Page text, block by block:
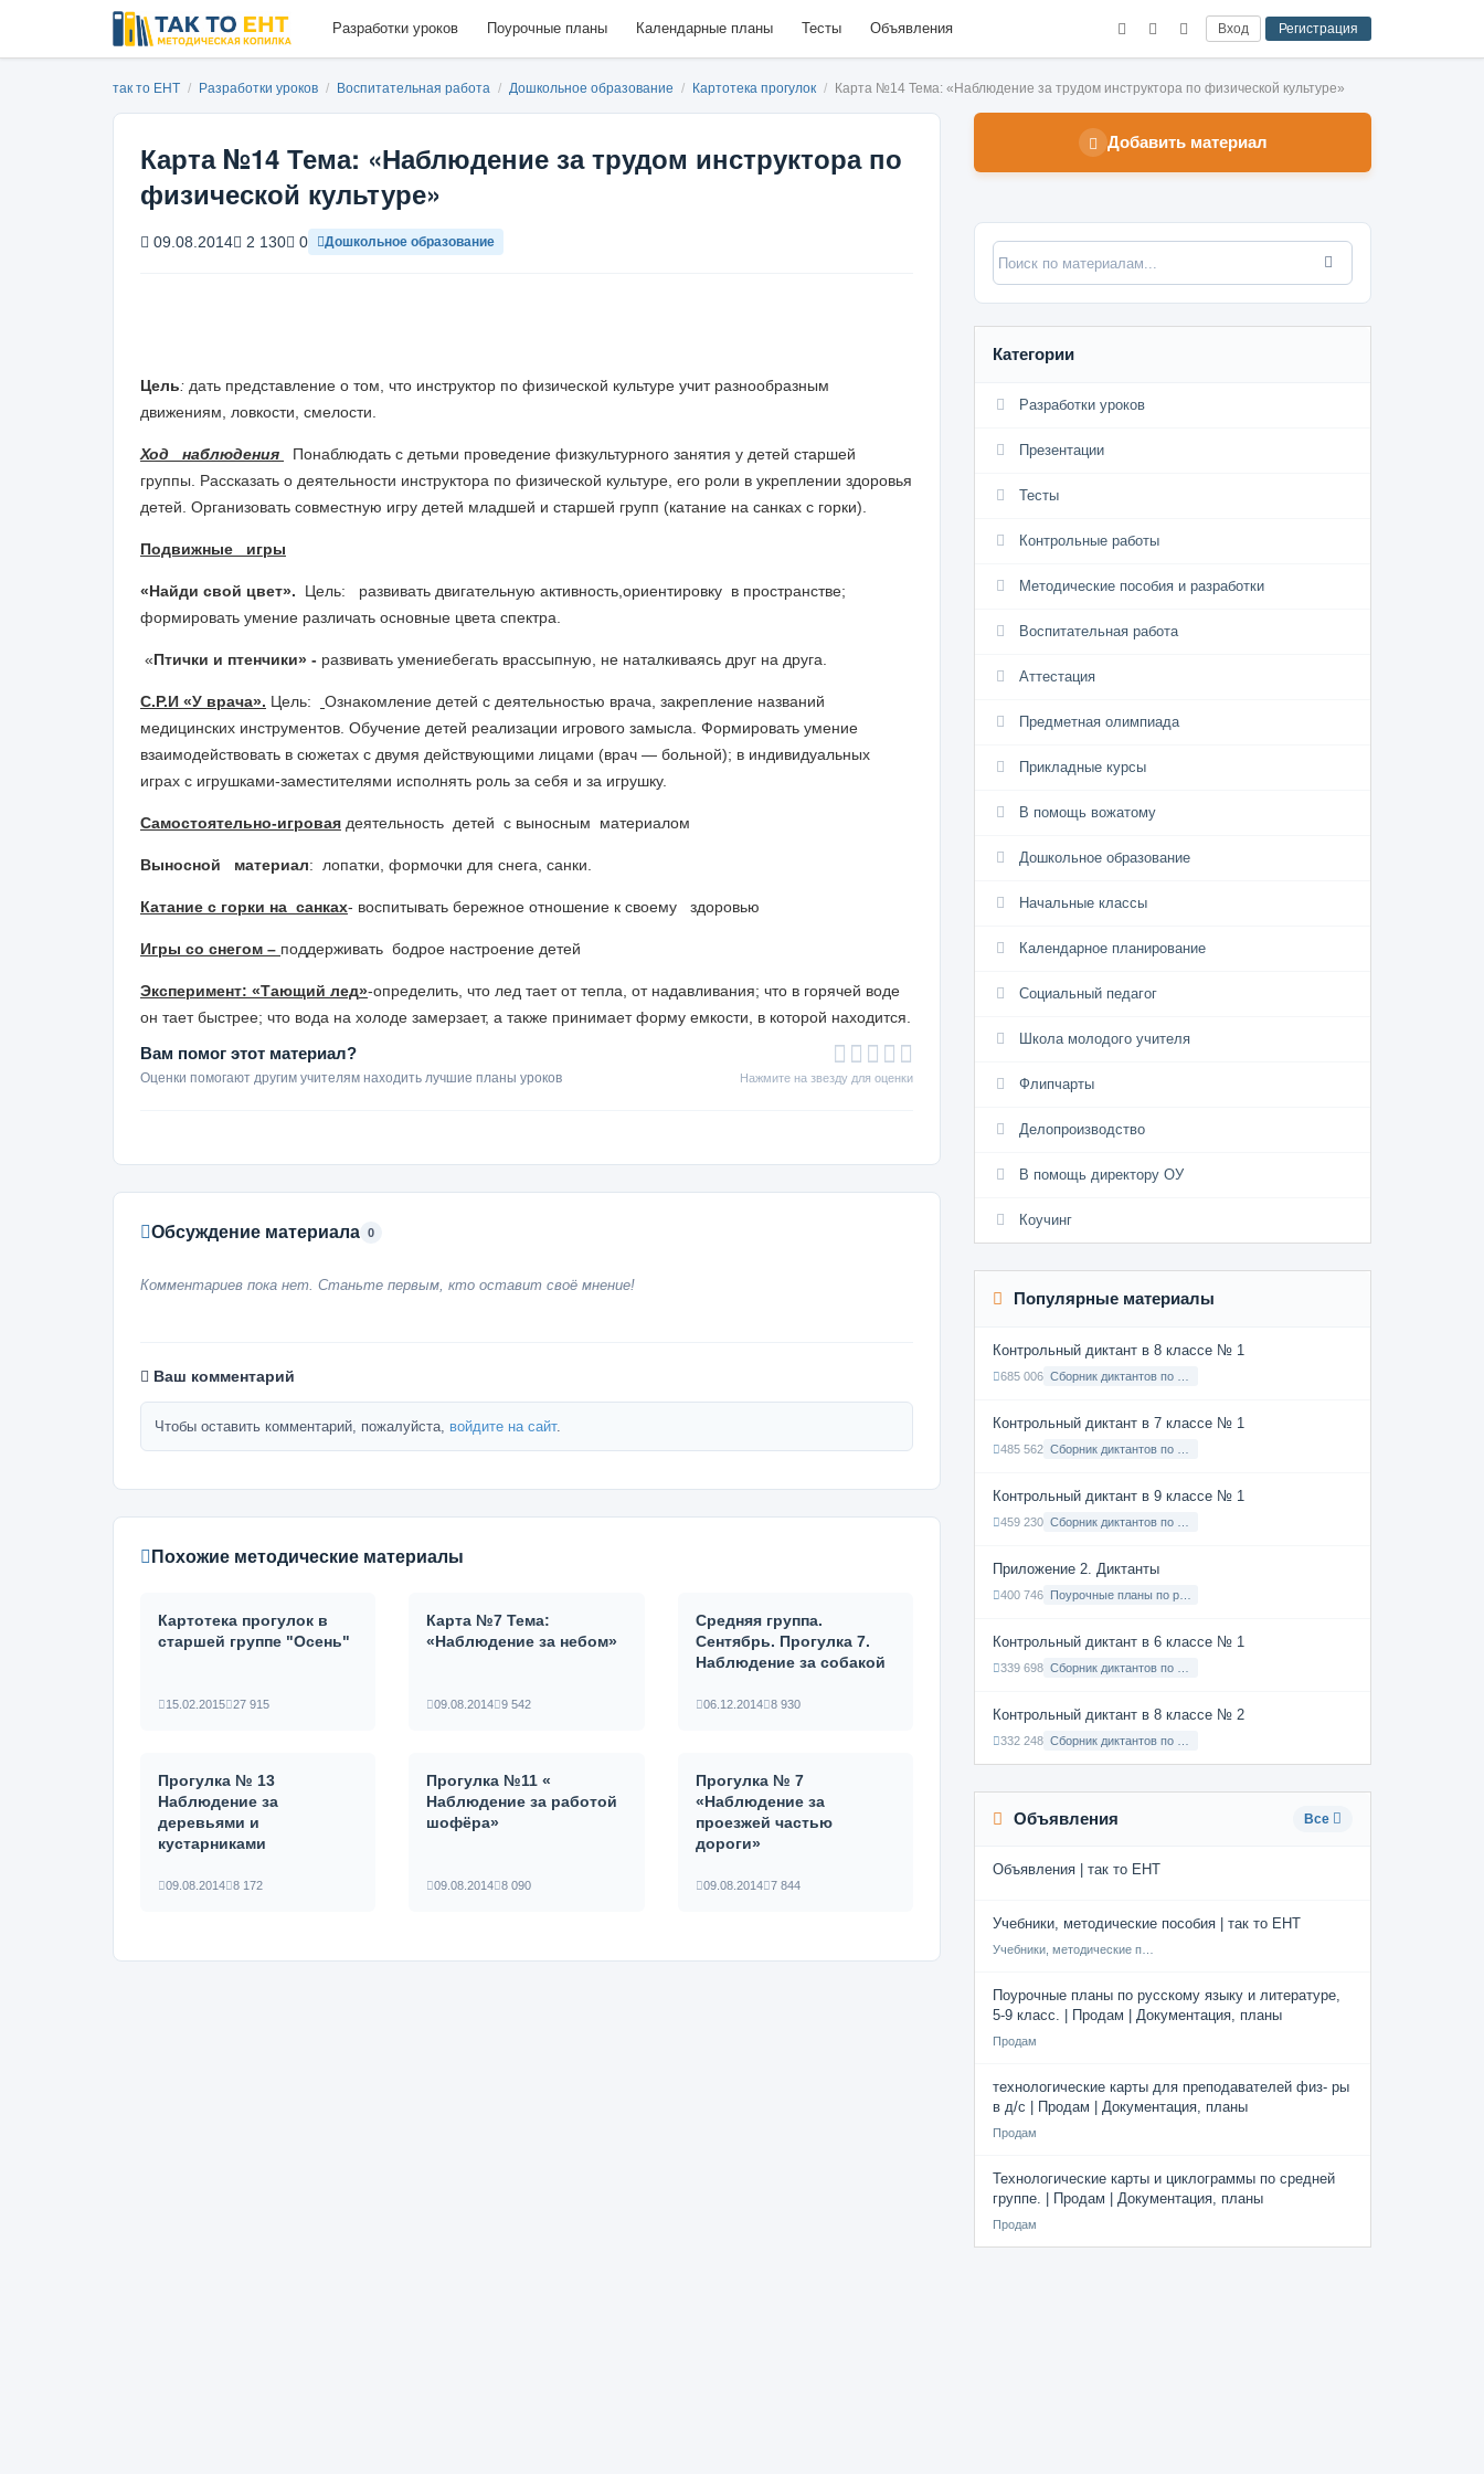
Разработки уроков Поурочные планы Календарные планы Тесты Объявления Вход Регистрация
так то ЕНТ / Разработки уроков / Воспитательная работа / Дошкольное образование / Картотека прогулок / Карта №14 Тема: «Наблюдение за трудом инструктора по физической культуре»
Карта №14 Тема: «Наблюдение за трудом инструктора по
физической культуре»
09.08.2014 2 130 0 Дошкольное образование
Цель: дать представление о том, что инструктор по физической культуре учит разнообразным
движениям, ловкости, смелости.
Ход наблюдения Понаблюдать с детьми проведение физкультурного занятия у детей старшей
группы. Рассказать о деятельности инструктора по физической культуре, его роли в укреплении здоровья
детей. Организовать совмест­ную игру детей младшей и старшей групп (катание на санках с горки).
Подвижные игры
«Найди свой цвет». Цель: развивать двигательную активность, ориентировку в пространстве;
формировать умение различать основные цвета спектра.
«Птички и птенчики» - развивать умениебегать врассыпную, не наталкиваясь друг на друга.
С.Р.И «У врача». Цель: Ознакомление детей с деятельностью врача, закрепление названий
медицинских инструментов. Обу­чение детей реализации игрового замысла. Формировать умение
взаимодействовать в сюжетах с двумя действующими лицами (врач — больной); в индивидуальных
играх с игрушками-заместителями исполнять роль за себя и за игрушку.
Самостоятельно-игровая деятельность детей с выносным материалом
Выносной материал: лопатки, формочки для снега, санки.
Катание с горки на санках- воспитывать бережное отношение к своему здоровью
Игры со снегом – поддерживать бодрое настроение детей
Эксперимент: «Тающий лед»-определить, что лед тает от тепла, от надавли­вания; что в горячей воде
он тает быстрее; что вода на холоде замерзает, а также принимает форму емкости, в ко­торой находится.
Вам помог этот материал?
Оценки помогают другим учителям находить лучшие планы уроков Нажмите на звезду для оценки
Обсуждение материала 0
Комментариев пока нет. Станьте первым, кто оставит своё мнение!
Ваш комментарий
Чтобы оставить комментарий, пожалуйста, войдите на сайт.
Похожие методические материалы
Картотека прогулок в
старшей группе "Осень"
15.02.2015 27 915
Карта №7 Тема:
«Наблюдение за небом»
09.08.2014 9 542
Средняя группа.
Сентябрь. Прогулка 7.
Наблюдение за собакой
06.12.2014 8 930
Прогулка № 13
Наблюдение за
деревьями и
кустарниками
09.08.2014 8 172
Прогулка №11 «
Наблюдение за работой
шофёра»
09.08.2014 8 090
Прогулка № 7
«Наблюдение за
проезжей частью
дороги»
09.08.2014 7 844
Добавить материал
Категории
Разработки уроков
Презентации
Тесты
Контрольные работы
Методические пособия и разработки
Воспитательная работа
Аттестация
Предметная олимпиада
Прикладные курсы
В помощь вожатому
Дошкольное образование
Начальные классы
Календарное планирование
Социальный педагог
Школа молодого учителя
Флипчарты
Делопроизводство
В помощь директору ОУ
Коучинг
Популярные материалы
Контрольный диктант в 8 классе № 1
685 006
Контрольный диктант в 7 классе № 1
485 562
Контрольный диктант в 9 классе № 1
459 230
Приложение 2. Диктанты
400 746
Контрольный диктант в 6 классе № 1
339 698
Контрольный диктант в 8 классе № 2
332 248
Объявления Все
Объявления | так то ЕНТ
Учебники, методические пособия | так то ЕНТ
Поурочные планы по русскому языку и литературе,
5-9 класс. | Продам | Документация, планы
Продам
технологические карты для преподавателей физ- ры
в д/с | Продам | Документация, планы
Продам
Технологические карты и циклограммы по средней
группе. | Продам | Документация, планы
Продам